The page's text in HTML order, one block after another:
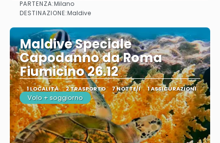
PARTENZA:Milano
DESTINAZIONE:Maldive
Maldive Speciale
Capodanno da Roma
Fiumicino 26.12
1 LOCALITÀ 2 TRASPORTO 7 NOTTE/I 1 ASSICURAZIONI
Volo + soggiorno